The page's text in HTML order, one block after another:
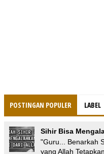
POSTINGAN POPULER LABEL
Sihir Bisa
"Guru... Benarkah
yang Allah